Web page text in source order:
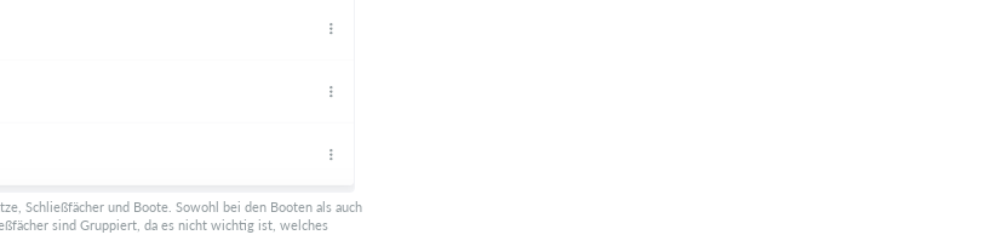
Schließfächer und Boote. Sowohl bei den Booten als auch
sind Gruppiert, da es nicht wichtig ist, welches